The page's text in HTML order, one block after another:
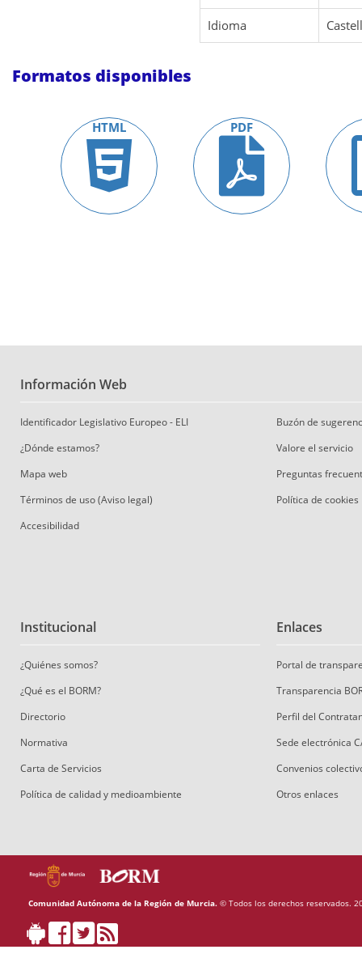
Idioma
Formatos disponibles
HTML PDF
Información Web
Identificador Legislativo Europeo - ELI
¿Dónde estamos?
Mapa web
Términos de uso (Aviso legal)
Accesibilidad
Buzón de
Valore el servicio
Preguntas
Política de cookies
Institucional
¿Quiénes somos?
¿Qué es el BORM?
Directorio
Normativa
Carta de Servicios
Política de calidad y medioambiente
Enlaces
Portal de
Transparencia
Perfil del
Sede electrónica
Convenios
Otros enlaces
Comunidad Autónoma de la Región de Murcia. © Todos los derechos reservados.